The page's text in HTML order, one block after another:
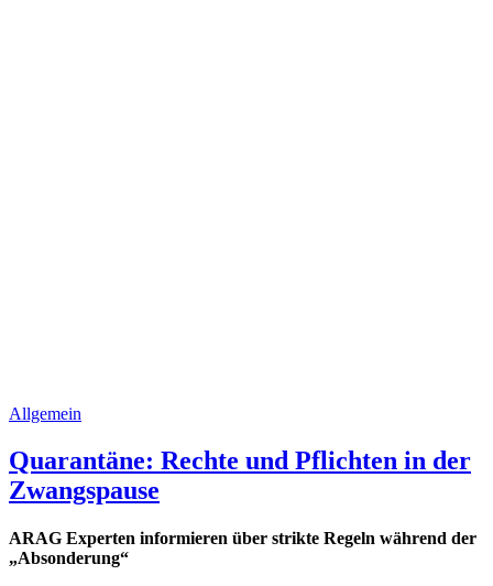
Allgemein
Quarantäne: Rechte und Pflichten in der
Zwangspause
ARAG Experten informieren über strikte Regeln während der
„Absonderung“